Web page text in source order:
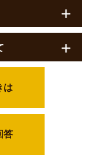
は
答